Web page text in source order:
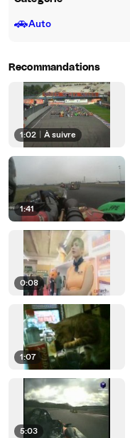
🚗Auto
Recommandations
1:02 À suivre
1:41
0:08
1:07
5:03